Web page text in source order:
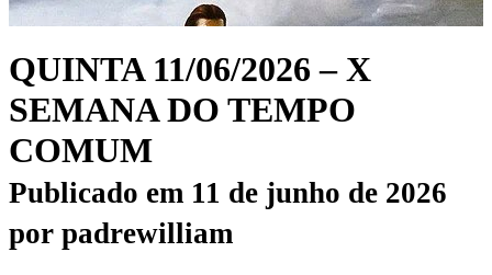
QUINTA 11/06/2026 – X
SEMANA DO TEMPO
COMUM
Publicado em 11 de junho de 2026
por padrewilliam